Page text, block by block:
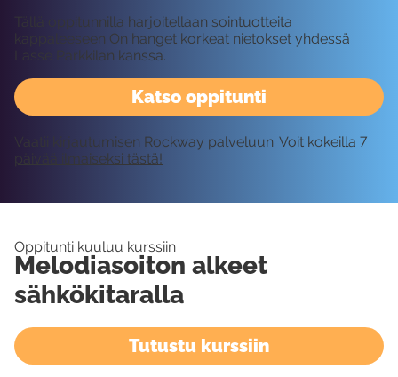
Katso oppitunti
Tällä oppitunnilla harjoitellaan sointuotteita
kappaleeseen On hanget korkeat nietokset yhdessä
Lasse Parkkilan kanssa.
Vaatii kirjautumisen Rockway palveluun. Voit kokeilla 7
päivää ilmaiseksi tästä!
Oppitunti kuuluu kurssiin
Melodiasoiton alkeet
sähkökitaralla
Tutustu kurssiin